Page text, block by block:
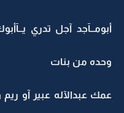
أبومــآجد آجل تدري
وحده من بنات
عمك عبدالآله عبير آو